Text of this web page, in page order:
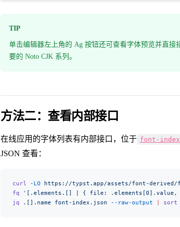
TIP
单击编辑器左上角的 Ag 按钮还可查看字体预览并直
要的 Noto CJK 系列。
方法二：查看内部接口
在线应用的字体列表有内部接口，位于 font-
JSON 查看：
curl -LO https://typst.app/assets/font-derived/
fq '[.elements.[] | { file: .elements[0].value,
jq .[].name font-index.json --raw-output | sort